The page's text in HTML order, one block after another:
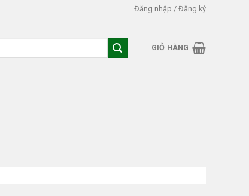
Đăng nhập / Đăng ký
GIỎ HÀNG